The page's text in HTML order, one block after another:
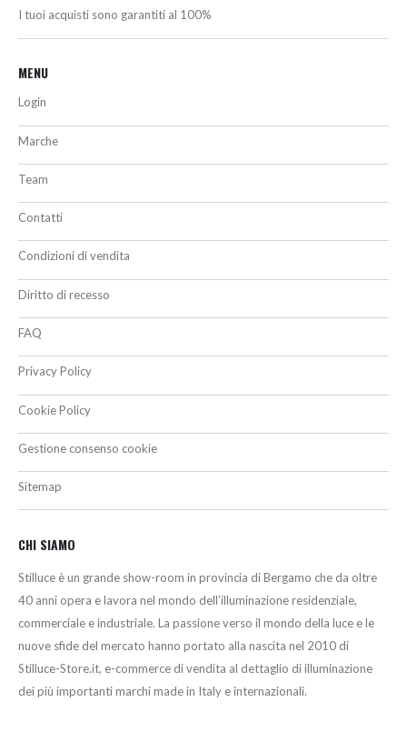
I tuoi acquisti sono garantiti al 100%
MENU
Login
Marche
Team
Contatti
Condizioni di vendita
Diritto di recesso
FAQ
Privacy Policy
Cookie Policy
Gestione consenso cookie
Sitemap
CHI SIAMO
Stilluce è un grande show-room in provincia di Bergamo che da oltre
40 anni opera e lavora nel mondo dell’illuminazione residenziale,
commerciale e industriale. La passione verso il mondo della luce e le
nuove sfide del mercato hanno portato alla nascita nel 2010 di
Stilluce-Store.it, e-commerce di vendita al dettaglio di illuminazione
dei più importanti marchi made in Italy e internazionali.